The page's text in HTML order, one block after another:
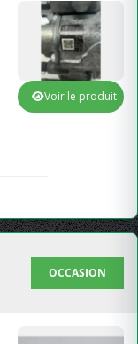
Voir le produit
OCCASION